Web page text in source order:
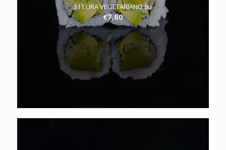
311.URA VEGETARIANO 8u
€7,80